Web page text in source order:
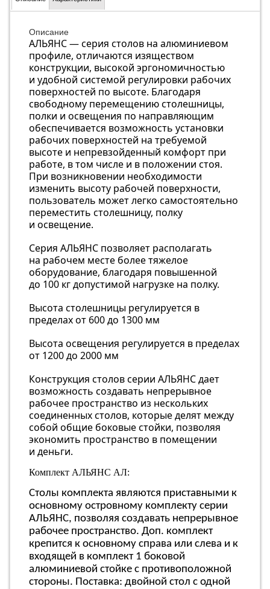
Описание
АЛЬЯНС — серия столов на алюминиевом
профиле, отличаются изяществом
конструкции, высокой эргономичностью
и удобной системой регулировки рабочих
поверхностей по высоте. Благодаря
свободному перемещению столешницы,
полки и освещения по направляющим
обеспечивается возможность установки
рабочих поверхностей на требуемой
высоте и непревзойденный комфорт при
работе, в том числе и в положении стоя.
При возникновении необходимости
изменить высоту рабочей поверхности,
пользователь может легко самостоятельно
переместить столешницу, полку
и освещение.
Серия АЛЬЯНС позволяет располагать
на рабочем месте более тяжелое
оборудование, благодаря повышенной
до 100 кг допустимой нагрузке на полку.
Высота столешницы регулируется в
пределах от 600 до 1300 мм
Высота освещения регулируется в пределах
от 1200 до 2000 мм
Конструкция столов серии АЛЬЯНС дает
возможность создавать непрерывное
рабочее пространство из нескольких
соединенных столов, которые делят между
собой общие боковые стойки, позволяя
экономить пространство в помещении
и деньги.
Комплект АЛЬЯНС АЛ:
Столы комплекта являются приставными к
основному островному комплекту серии
АЛЬЯНС, позволяя создавать непрерывное
рабочее пространство. Доп. комплект
крепится к основному справа или слева и к
входящей в комплект 1 боковой
алюминиевой стойке с противоположной
стороны. Поставка: двойной стол с одной